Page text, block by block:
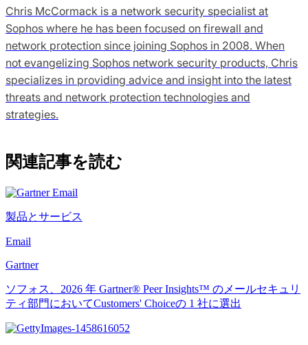
Chris McCormack is a network security specialist at
Sophos where he has been focused on firewall and
network protection since joining Sophos in 2008. When
not evangelizing Sophos network security products, Chris
specializes in providing advice and insight into the latest
threats and network protection technologies and
strategies.
関連記事を読む
製品とサービス
Email
Gartner
ソフォス、2026 年 Gartner® Peer Insights™ のメールセキュリ
ティ部門においてCustomers' Choiceの 1 社に選出